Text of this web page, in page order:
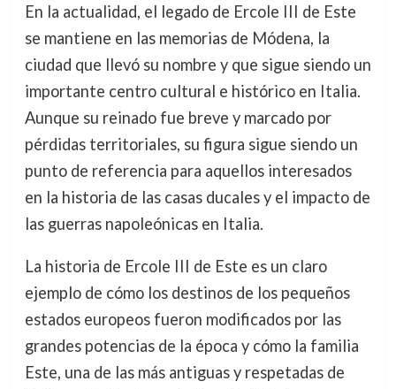
En la actualidad, el legado de Ercole III de Este
se mantiene en las memorias de Módena, la
ciudad que llevó su nombre y que sigue siendo un
importante centro cultural e histórico en Italia.
Aunque su reinado fue breve y marcado por
pérdidas territoriales, su figura sigue siendo un
punto de referencia para aquellos interesados
en la historia de las casas ducales y el impacto de
las guerras napoleónicas en Italia.
La historia de Ercole III de Este es un claro
ejemplo de cómo los destinos de los pequeños
estados europeos fueron modificados por las
grandes potencias de la época y cómo la familia
Este, una de las más antiguas y respetadas de